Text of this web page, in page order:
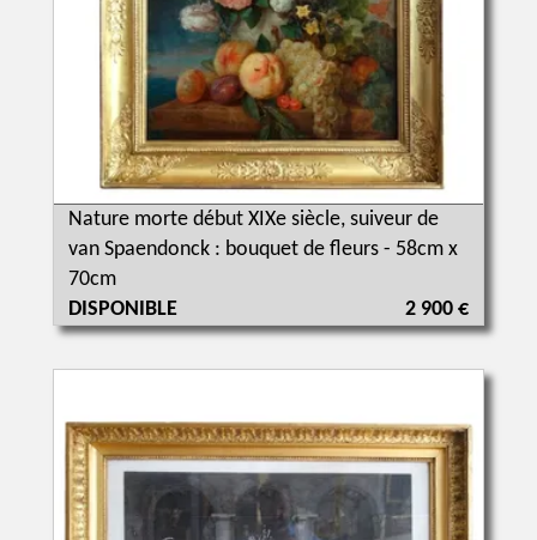
Nature morte début XIXe siècle, suiveur de
van Spaendonck : bouquet de fleurs - 58cm x
70cm
DISPONIBLE
2 900 €